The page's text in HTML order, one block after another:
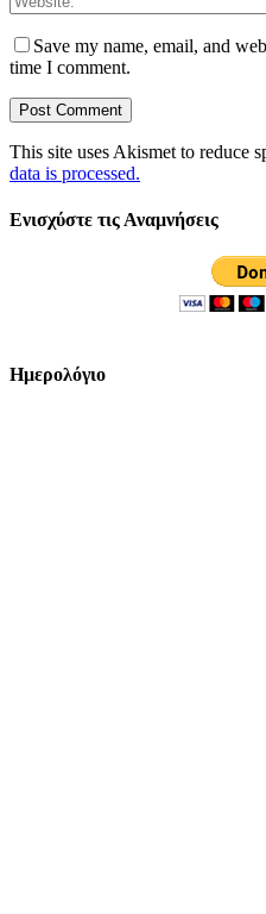
Save my name, email, and
time I comment.
This site uses Akismet to reduce
data is processed.
Ενισχύστε τις Αναμνήσεις
Ημερολόγιο